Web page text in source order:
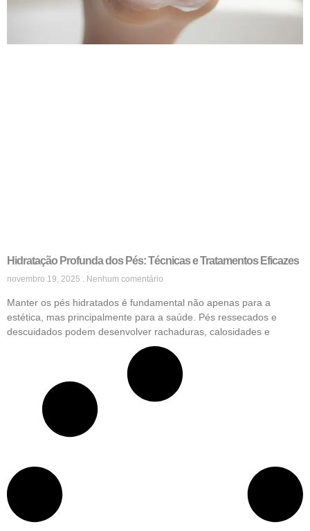
Hidratação Profunda dos Pés: Técnicas e Tratamentos Eficazes
novembro 19, 2025 Nenhum comentário
Manter os pés hidratados é fundamental não apenas para a
estética, mas principalmente para a saúde. Pés ressecados e
descuidados podem desenvolver rachaduras, calosidades e